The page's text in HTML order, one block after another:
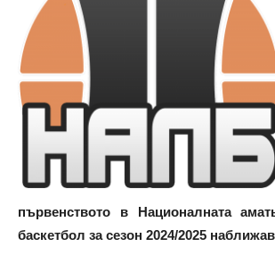
първенството в Националната
баскетбол за сезон 2024/2025